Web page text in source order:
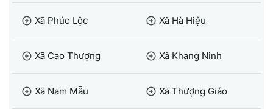
arrow_circle_right Xã Phúc Lộc arrow_circle_right Xã Hà Hiệu
arrow_circle_right Xã Cao Thượng arrow_circle_right Xã Khang Ninh
arrow_circle_right Xã Nam Mẫu arrow_circle_right Xã Thượng Giáo